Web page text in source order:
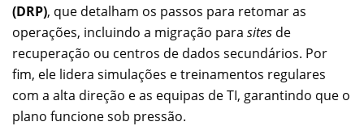
(DRP), que detalham os passos para retomar as
operações, incluindo a migração para sites de
recuperação ou centros de dados secundários. Por
fim, ele lidera simulações e treinamentos regulares
com a alta direção e as equipas de TI, garantindo que o
plano funcione sob pressão.